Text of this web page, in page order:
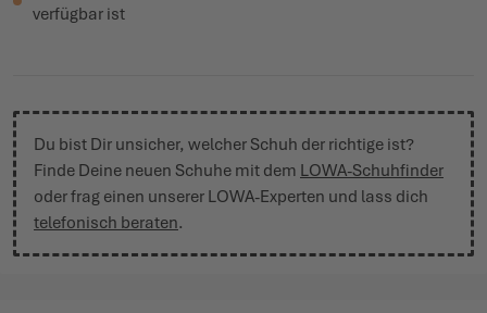
verfügbar ist
Du bist Dir unsicher, welcher Schuh der richtige ist?
Finde Deine neuen Schuhe mit dem LOWA-Schuhfinder
oder frag einen unserer LOWA-Experten und lass dich
telefonisch beraten.